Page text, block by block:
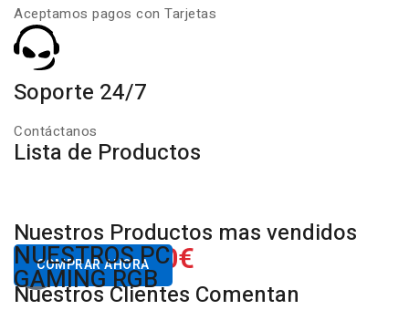
Aceptamos pagos con Tarjetas
Soporte 24/7
Contáctanos
Lista de Productos
Nuestros Productos mas vendidos
Desde650.00€
COMPRAR AHORA
NUESTROS PC
GAMING RGB
Nuestros Clientes Comentan